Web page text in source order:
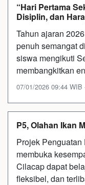
“Hari Pertama
Disiplin, dan
Tahun ajaran
penuh semangat
siswa mengikuti
membangkitkan
07/01/2026 09:44
P5, Olahan Ikan
Projek
membuka
Cilacap dapat
fleksibel, dan